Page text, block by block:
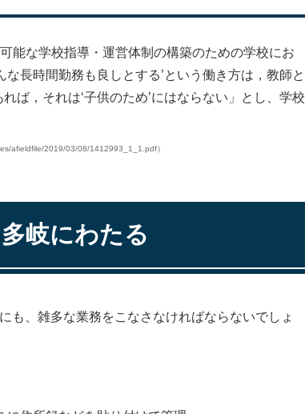
能な学校指導・運営体制の構築のための学校にお
長時間勤務も良しとする’という働き方は，教師と
ば，それは‘子供のため’にはならない」とし、学校
afieldfile/2019/03/08/1412993_1_1.pdf）
岐にわたる
も、雑多な業務をこなさなければならないでしょ